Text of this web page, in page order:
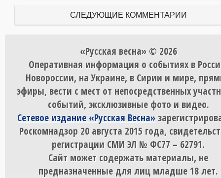
СЛЕДУЮЩИЕ КОММЕНТАРИИ
«Русская весна» © 2026
Оперативная информация о событиях в
Новороссии, на Украине, в Сирии и мире,
эфиры, вести с мест от непосредственных
событий, эксклюзивные фото и видео.
Сетевое издание «Русская Весна»
Роскомнадзор 20 августа 2015 года,
регистрации СМИ ЭЛ № ФС77 – 62791.
Сайт может содержать материалы, не
предназначенные для лиц младше 18 лет.